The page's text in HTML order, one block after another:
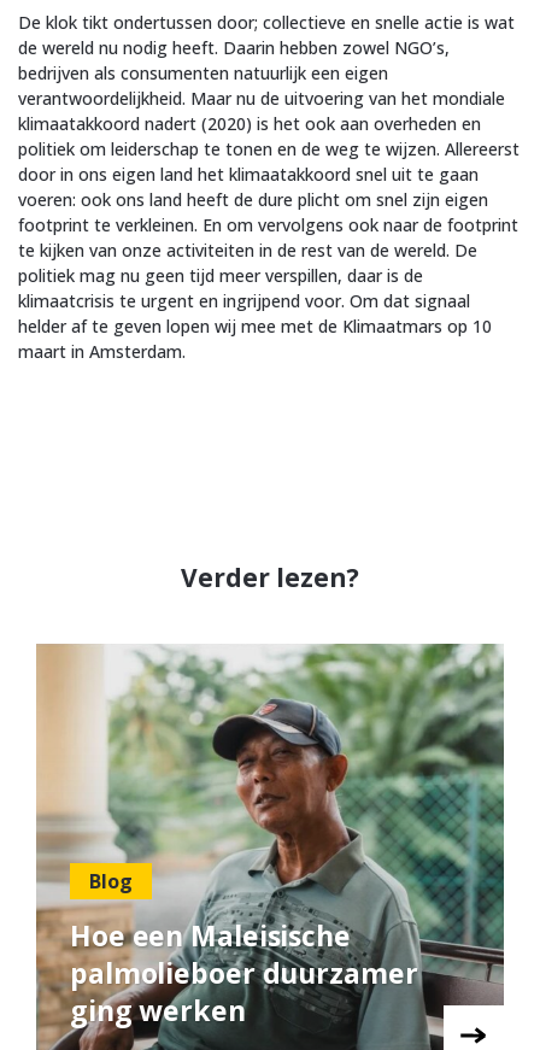
De klok tikt ondertussen door; collectieve en snelle actie is wat
de wereld nu nodig heeft. Daarin hebben zowel NGO’s,
bedrijven als consumenten natuurlijk een eigen
verantwoordelijkheid. Maar nu de uitvoering van het mondiale
klimaatakkoord nadert (2020) is het ook aan overheden en
politiek om leiderschap te tonen en de weg te wijzen. Allereerst
door in ons eigen land het klimaatakkoord snel uit te gaan
voeren: ook ons land heeft de dure plicht om snel zijn eigen
footprint te verkleinen. En om vervolgens ook naar de footprint
te kijken van onze activiteiten in de rest van de wereld. De
politiek mag nu geen tijd meer verspillen, daar is de
klimaatcrisis te urgent en ingrijpend voor. Om dat signaal
helder af te geven lopen wij mee met de Klimaatmars op 10
maart in Amsterdam.
Verder lezen?
Blog
Hoe een Maleisische
palmolieboer duurzamer
ging werken